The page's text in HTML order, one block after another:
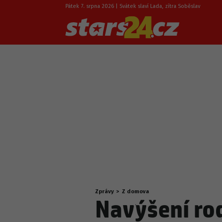
Pátek 7. srpna 2026 | Svátek slaví Lada, zítra Soběslav
Nacházíte
se
zde:
Zprávy > Z domova
Navýšení